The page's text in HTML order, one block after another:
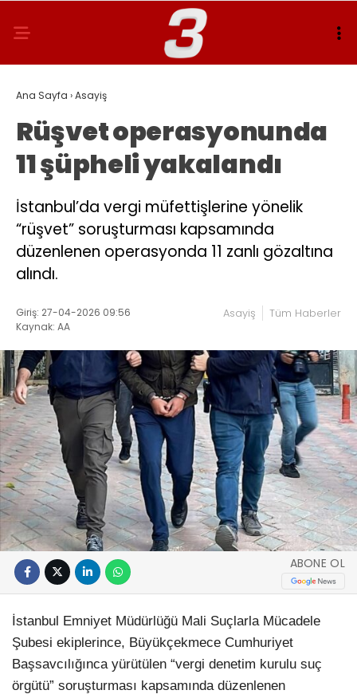
Ana Sayfa ›Asayiş
Rüşvet operasyonunda
11 şüpheli yakalandı
İstanbul’da vergi müfettişlerine yönelik
“rüşvet” soruşturması kapsamında
düzenlenen operasyonda 11 zanlı gözaltına
alındı.
Giriş: 27-04-2026 09:56
Kaynak: AA
Asayiş Tüm Haberler
ABONE OL
İstanbul Emniyet Müdürlüğü Mali Suçlarla Mücadele
Şubesi ekiplerince, Büyükçekmece Cumhuriyet
Başsavcılığınca yürütülen “vergi denetim kurulu suç
örgütü” soruşturması kapsamında düzenlenen